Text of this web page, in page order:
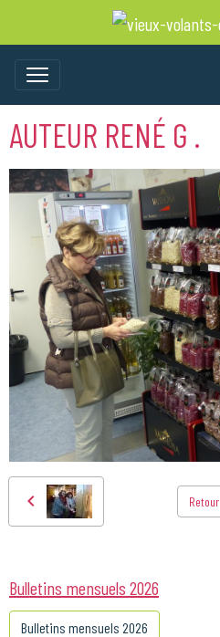
AUTEUR RENÉ G .
Retour
Bulletins mensuels 2026
Bulletins mensuels 2026